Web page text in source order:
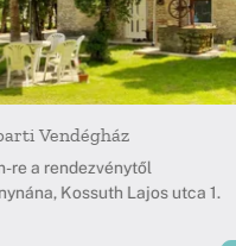
Vendégház
re a rendezvénytől
Kossuth Lajos utca 1.